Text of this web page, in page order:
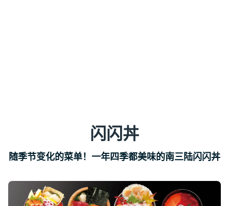
闪闪丼
随季节变化的菜单！一年四季都美味的南三陆闪闪丼